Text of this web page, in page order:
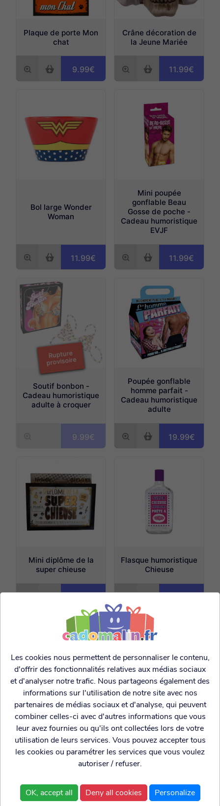
Plaque de porte Mon
chat
9.99€
Crâne décoration de
la Jeune Mariée
11.99€
Bol large Wonder
Woman
11.99€
Mini poupée
gonflable Beau
Gosse de poche -
Cadeau humoristique
EVJF
11.99€
Soutif bonbon -
Cadeau humoristique
adulte à croquer
Rupture
provisoire
9.99€
Poupée gonflable
homme parfait -
Cadeau humoristique
adulte
19.99€
Mini diplôme de la
super chieuse
Flasque humoristique
Chieuse
Plaque de porte
Chieuse
7.50€
Magnet trophée bois
Chieuse
Rupture
provisoire
4.99€
Les cookies nous permettent de personnaliser le contenu,
d'offrir des fonctionnalités relatives aux médias sociaux
et d'analyser notre trafic. Nous partageons également des
informations sur l'utilisation de notre site avec nos
partenaires de médias sociaux et d'analyse, qui peuvent
combiner celles-ci avec d'autres informations que vous
leur avez fournies ou qu'ils ont collectées lors de votre
utilisation de leurs services. Vous pouvez accepter tous
les cookies ou paramétrer les services que vous voulez
autoriser / refuser.
OK, accept all Deny all cookies Personalize